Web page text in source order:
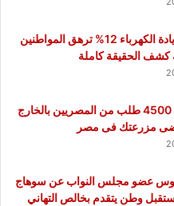
محمد جبريل : زيادة الكهرباء 12% ترهق المواطنين
كشف الحقيقة كاملة
الريف المصرى: 4500 طلب من المصريين بالخارج
مزرعتك فى مصر
عضو مجلس النواب عن سوهاج
وطن يتقدم بخالص التهاني